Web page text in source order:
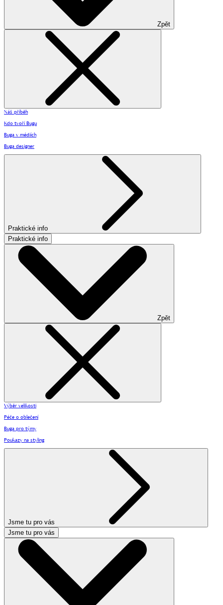
Zpět
Náš příběh
Kdo tvoří Bugu
Buga v médiích
Buga designer
Praktické info
Praktické info
Zpět
Výběr velikosti
Péče o oblečení
Buga pro týmy
Poukazy na styling
Jsme tu pro vás
Jsme tu pro vás